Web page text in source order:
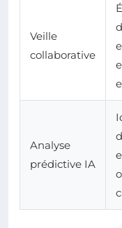
Veille
collaborative
Analyse
prédictive IA